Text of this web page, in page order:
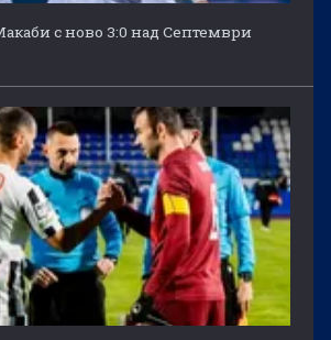
с ново 3:0 над Септември